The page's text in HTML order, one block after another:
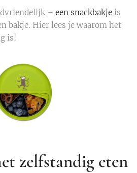
– een snackbakje is
bakje. Hier lees je waarom het
is!
zelfstandig eten